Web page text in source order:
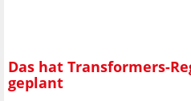
Das hat Transformers-
geplant